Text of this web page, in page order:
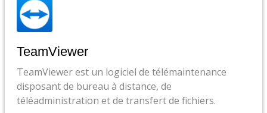
TeamViewer
TeamViewer est un logiciel de télémaintenance
disposant de bureau à distance, de
téléadministration et de transfert de fichiers.